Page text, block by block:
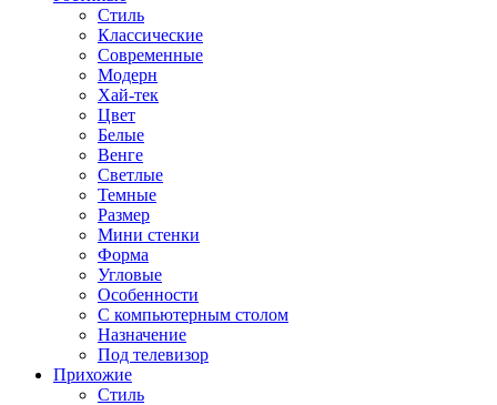
Стиль
Классические
Современные
Модерн
Хай-тек
Цвет
Белые
Венге
Светлые
Темные
Размер
Мини стенки
Форма
Угловые
Особенности
С компьютерным столом
Назначение
Под телевизор
Прихожие
Стиль